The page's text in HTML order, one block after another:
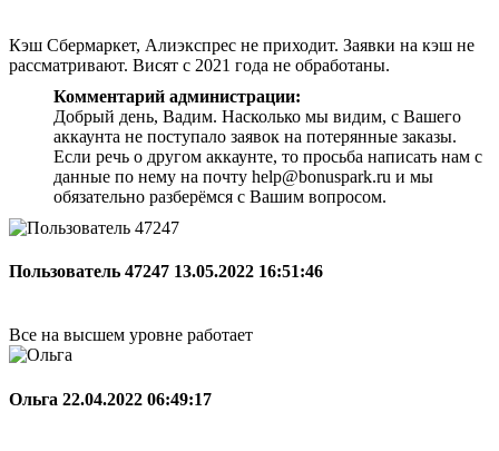
Кэш Сбермаркет, Алиэкспрес не приходит. Заявки на кэш не
рассматривают. Висят с 2021 года не обработаны.
Комментарий администрации:
Добрый день, Вадим. Насколько мы видим, с Вашего
аккаунта не поступало заявок на потерянные заказы.
Если речь о другом аккаунте, то просьба написать нам с
данные по нему на почту help@bonuspark.ru и мы
обязательно разберёмся с Вашим вопросом.
Пользователь 47247 13.05.2022 16:51:46
Все на высшем уровне работает
Ольга 22.04.2022 06:49:17